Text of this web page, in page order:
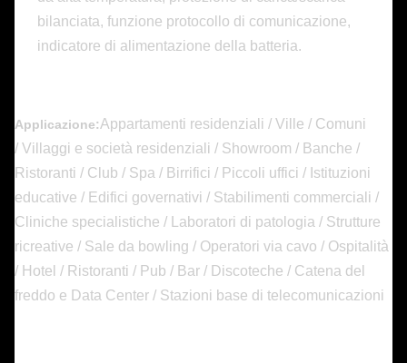
bilanciata, funzione protocollo di comunicazione,
indicatore di alimentazione della batteria.
Applicazione:Appartamenti residenziali / Ville / Comuni
/ Villaggi e società residenziali / Showroom / Banche /
Ristoranti / Club / Spa / Birrifici / Piccoli uffici / Istituzioni
educative / Edifici governativi / Stabilimenti commerciali /
Cliniche specialistiche / Laboratori di patologia / Strutture
ricreative / Sale da bowling / Operatori via cavo / Ospitalità
/ Hotel / Ristoranti / Pub / Bar / Discoteche / Catena del
freddo e Data Center / Stazioni base di telecomunicazioni